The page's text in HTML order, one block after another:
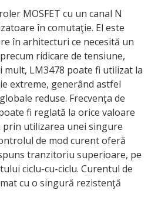
MOSFET cu un canal N
în comutaţie. El este
în arhitecturi ce necesită un
ridicare de tensiune,
mult, LM3478 poate fi utilizat la
extreme, generând astfel
reduse. Frecvenţa de
fi reglată la orice valoare
prin utilizarea unei singure
de mod curent oferă
tranzitoriu superioare, pe
ciclu-cu-ciclu. Curentul de
cu o singură rezistenţă